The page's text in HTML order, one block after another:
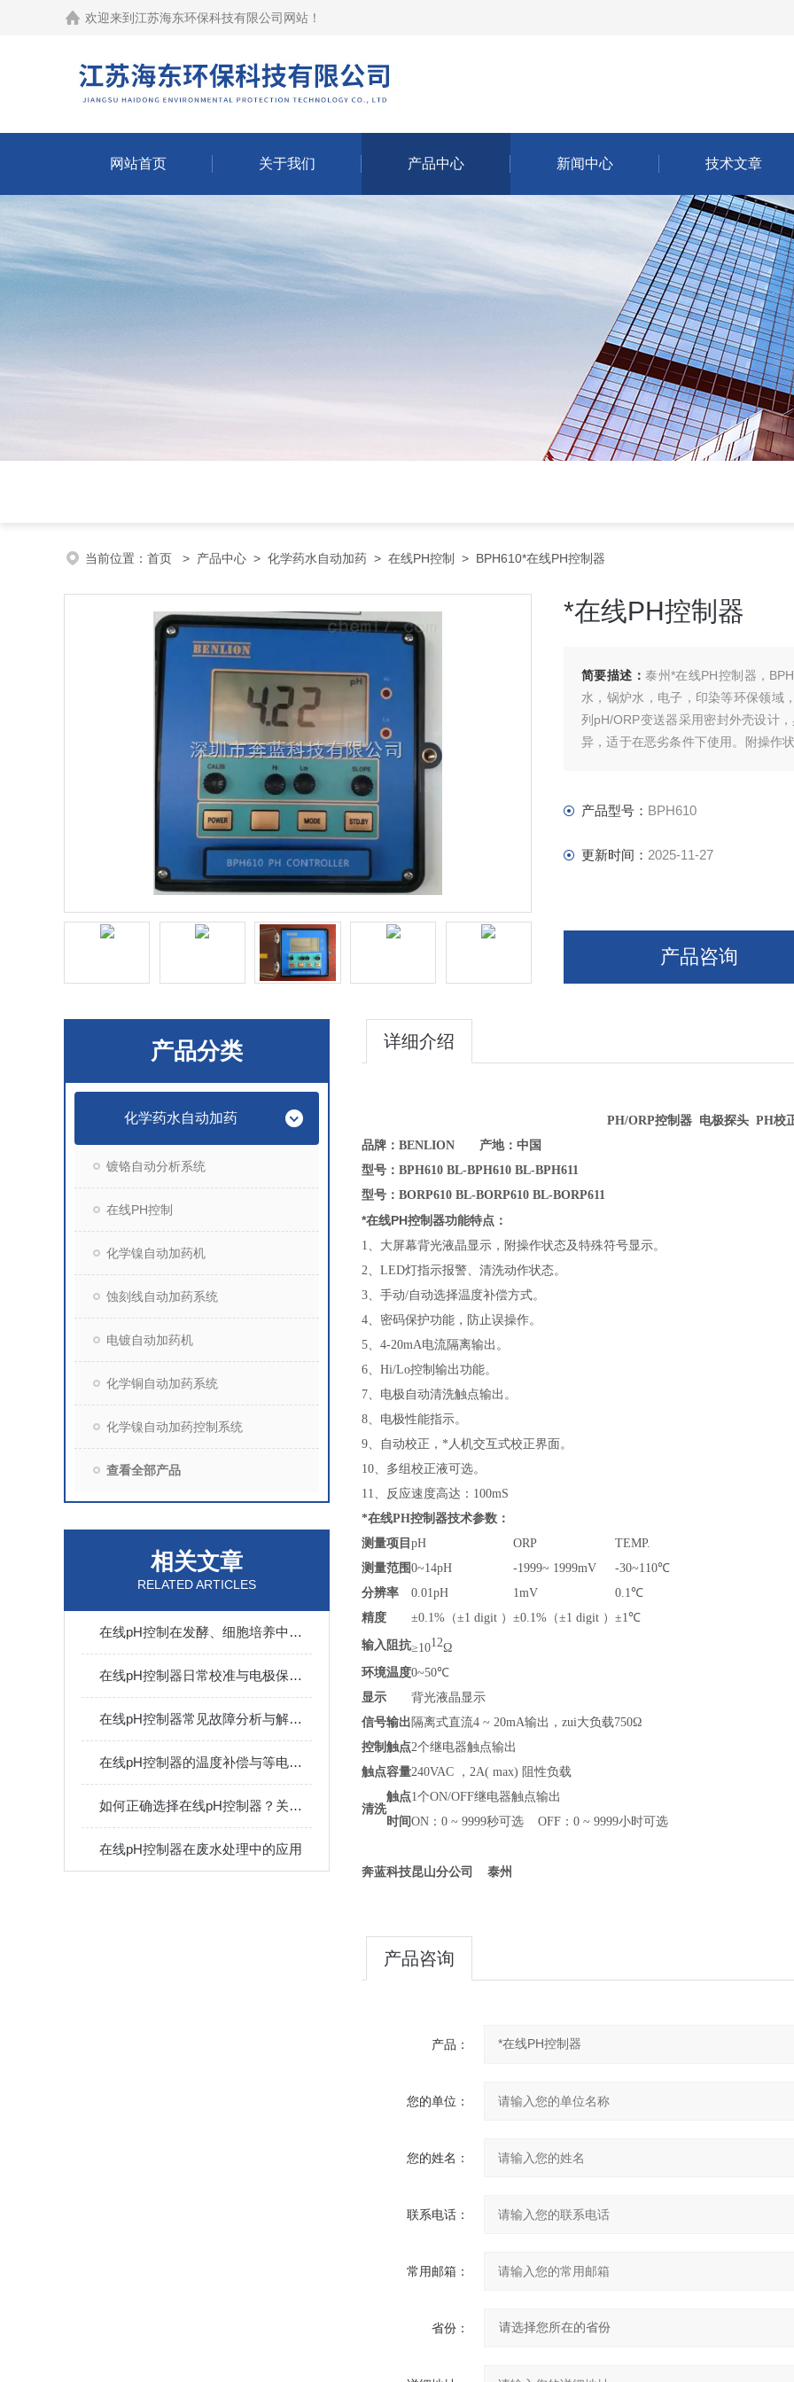
欢迎来到江苏海东环保科技有限公司网站！
网站首页 关于我们 产品中心 新闻中心 技术文章
当前位置： 首页 > 产品中心 > 化学药水自动加药 > 在线PH控制 > BPH610*在线PH控制器
*在线PH控制器
简要描述：泰州*在线PH控制器，
水，锅炉水，电子，印染等环保领域
列pH/ORP变送器采用密封外壳设计
异，适于在恶劣条件下使用。附操作
产品型号： BPH610
更新时间： 2025-11-27
产品咨询
产品分类
化学药水自动加药
镀铬自动分析系统
在线PH控制
化学镍自动加药机
蚀刻线自动加药系统
电镀自动加药机
化学铜自动加药系统
化学镍自动加药控制系统
查看全部产品
相关文章
RELATED ARTICLES
在线pH控制在发酵、细胞培养中的稳定性保障方案
在线pH控制器日常校准与电极保养技巧
在线pH控制器常见故障分析与解决措施
在线pH控制器的温度补偿与等电位点技术深度解读
如何正确选择在线pH控制器？关键参数与功能选型指南
在线pH控制器在废水处理中的应用
详细介绍
PH/ORP控制器 电极探头 PH校
品牌：BENLION 产地：中国
型号：BPH610 BL-BPH610 BL-BPH611
型号：BORP610 BL-BORP610 BL-BORP611
*在线PH控制器功能特点：
1、大屏幕背光液晶显示，附操作状态及特殊符号显示。
2、LED灯指示报警、清洗动作状态。
3、手动/自动选择温度补偿方式。
4、密码保护功能，防止误操作。
5、4-20mA电流隔离输出。
6、Hi/Lo控制输出功能。
7、电极自动清洗触点输出。
8、电极性能指示。
9、自动校正，*人机交互式校正界面。
10、多组校正液可选。
11、反应速度高达：100mS
*在线PH控制器技术参数：
测量项目 pH ORP
TEMP.
测量范围0~14pH -1999~ 1999mV
-30~110℃
分辨率
0.01pH 1mV
0.1℃
精度
±0.1%（±1 digit ） ±0.1%（±1 digit ） ±1℃
输入阻抗≥1012Ω
环境温度0~50℃
显示
背光液晶显示
信号输出 隔离式直流4 ~ 20mA输出，zui大负载750Ω
控制触点2个继电器触点输出
触点容量240VAC ，2A( max) 阻性负载
清洗
触点1个ON/OFF继电器触点输出
时间ON：0 ~ 9999秒可选 OFF：0 ~ 9999小时可选
奔蓝科技昆山分公司 泰州
产品咨询
产品：
您的单位：
您的姓名：
联系电话：
常用邮箱：
省份：